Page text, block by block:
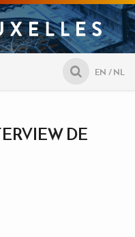
NL
EN
DE